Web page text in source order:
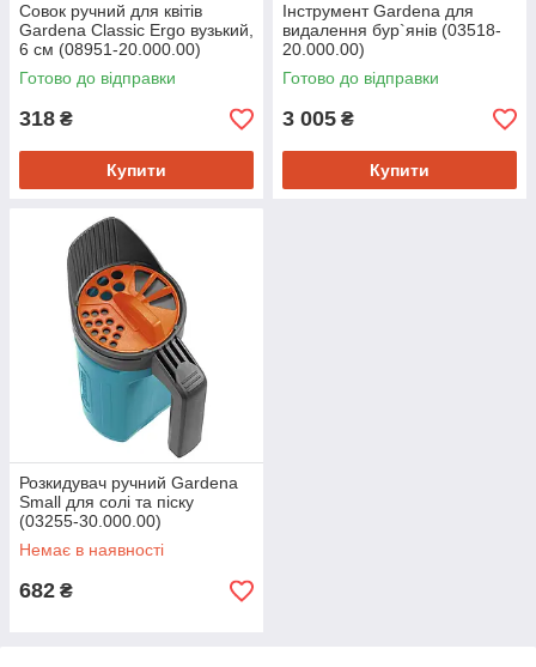
Совок ручний для квітів
Gardena Classic Ergo вузький,
6 см (08951-20.000.00)
Готово до відправки
318 ₴
Купити
Інструмент Gardena для
видалення бур`янів (03518-
20.000.00)
Готово до відправки
3 005 ₴
Купити
Розкидувач ручний Gardena
Small для солі та піску
(03255-30.000.00)
Немає в наявності
682 ₴